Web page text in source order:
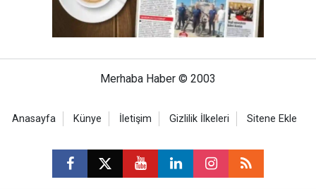
Merhaba Haber © 2003
Anasayfa Künye İletişim Gizlilik İlkeleri Sitene Ekle